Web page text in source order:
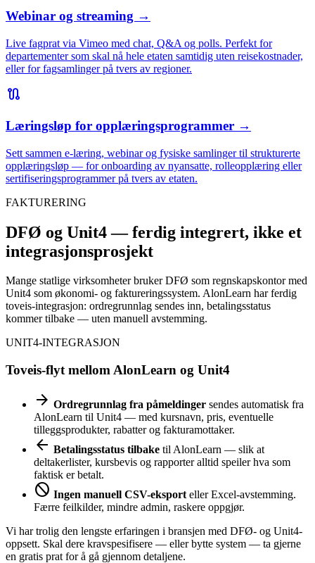
Webinar og streaming →
Live fagprat via Vimeo med chat, Q&A og polls. Perfekt for
departementer som skal nå hele etaten samtidig uten reisekostnader,
eller for fagsamlinger på tvers av regioner.
route
Læringsløp for opplæringsprogrammer →
Sett sammen e-læring, webinar og fysiske samlinger til strukturerte
opplæringsløp — for onboarding av nyansatte, rolleopplæring eller
sertifiseringsprogrammer på tvers av etaten.
FAKTURERING
DFØ og Unit4 — ferdig integrert, ikke et
integrasjonsprosjekt
Mange statlige virksomheter bruker DFØ som regnskapskontor med
Unit4 som økonomi- og faktureringssystem. AlonLearn har ferdig
toveis-integrasjon: ordregrunnlag sendes inn, betalingsstatus
kommer tilbake — uten manuell avstemming.
UNIT4-INTEGRASJON
Toveis-flyt mellom AlonLearn og Unit4
arrow_forward Ordregrunnlag fra påmeldinger sendes automatisk fra
AlonLearn til Unit4 — med kursnavn, pris, eventuelle
tilleggsprodukter, rabatter og fakturamottaker.
arrow_back Betalingsstatus tilbake til AlonLearn — slik at
deltakerlister, kursbevis og rapporter alltid speiler hva som
faktisk er betalt.
block Ingen manuell CSV-eksport eller Excel-avstemming.
Færre feilkilder, mindre admin, raskere oppgjør.
Vi har trolig den lengste erfaringen i bransjen med DFØ- og Unit4-
oppsett. Skal dere kravspesifisere — eller bytte system — ta gjerne
en gratis prat for å gå gjennom detaljene.